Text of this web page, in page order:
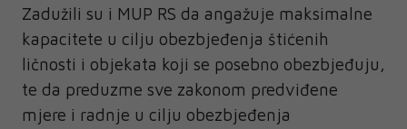
Zadužili su i MUP RS da angažuje maksimalne
kapacitete u cilju obezbjeđenja štićenih
ličnosti i objekata koji se posebno obezbjeđuju,
te da preduzme sve zakonom predviđene
mjere i radnje u cilju obezbjeđenja